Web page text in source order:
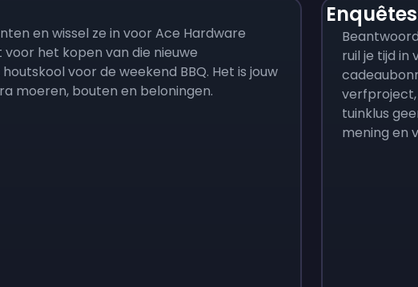
en wissel ze in voor Ace Hardware
het kopen van die nieuwe
voor de weekend BBQ. Het is jouw
moeren, bouten en beloningen.
ruil je tijd in
tuinklus
mening en